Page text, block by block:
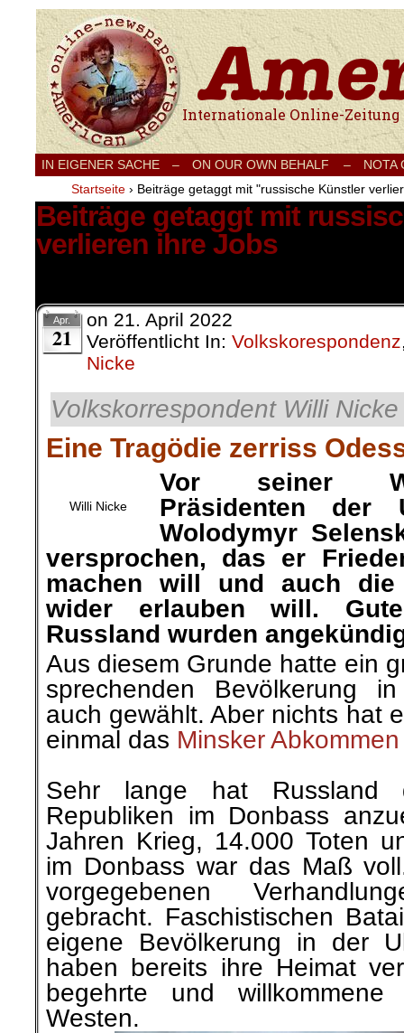
Internationale Onlinezeitung für Frieden,
IN EIGENER SACHE – ON OUR OWN BEHALF –
NOTA
Startseite › Beiträge getaggt mit "russische Künstler
Beiträge getaggt mit
verlieren ihre Jobs
Apr.
21
on 21. April 2022
Veröffentlicht In: Volkskorespondenz
Nicke
Volkskorrespondent Willi
Eine Tragödie zerriss
Willi Nicke
Vor seiner
Präsidenten der
Wolodymyr
versprochen, das er
machen will und auch die
wider erlauben will.
Russland wurden
Aus diesem Grunde hatte ein
sprechenden Bevölkerung
auch gewählt. Aber nichts hat
einmal das Minsker Abkommen
Sehr lange hat Russland
Republiken im Donbass
Jahren Krieg, 14.000 Toten
im Donbass war das Maß
vorgegebenen
gebracht. Faschistischen
eigene Bevölkerung in der
haben bereits ihre Heimat
begehrte und willkommene
Westen.